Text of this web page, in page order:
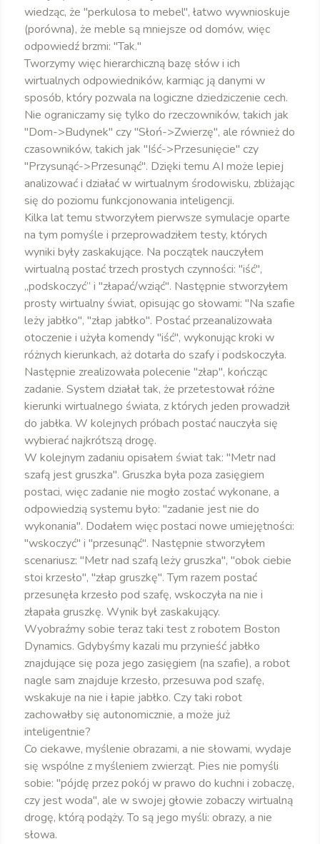
wiedząc, że "perkulosa to mebel", łatwo wywnioskuje
(porówna), że meble są mniejsze od domów, więc
odpowiedź brzmi: "Tak."
Tworzymy więc hierarchiczną bazę słów i ich
wirtualnych odpowiedników, karmiąc ją danymi w
sposób, który pozwala na logiczne dziedziczenie cech.
Nie ograniczamy się tylko do rzeczowników, takich jak
"Dom->Budynek" czy "Słoń->Zwierzę", ale również do
czasowników, takich jak "Iść->Przesunięcie" czy
"Przysunąć->Przesunąć". Dzięki temu AI może lepiej
analizować i działać w wirtualnym środowisku, zbliżając
się do poziomu funkcjonowania inteligencji.
Kilka lat temu stworzyłem pierwsze symulacje oparte
na tym pomyśle i przeprowadziłem testy, których
wyniki były zaskakujące. Na początek nauczyłem
wirtualną postać trzech prostych czynności: "iść",
„podskoczyć” i "złapać/wziąć". Następnie stworzyłem
prosty wirtualny świat, opisując go słowami: "Na szafie
leży jabłko", "złap jabłko". Postać przeanalizowała
otoczenie i użyła komendy "iść", wykonując kroki w
różnych kierunkach, aż dotarła do szafy i podskoczyła.
Następnie zrealizowała polecenie "złap", kończąc
zadanie. System działał tak, że przetestował różne
kierunki wirtualnego świata, z których jeden prowadził
do jabłka. W kolejnych próbach postać nauczyła się
wybierać najkrótszą drogę.
W kolejnym zadaniu opisałem świat tak: "Metr nad
szafą jest gruszka". Gruszka była poza zasięgiem
postaci, więc zadanie nie mogło zostać wykonane, a
odpowiedzią systemu było: "zadanie jest nie do
wykonania". Dodałem więc postaci nowe umiejętności:
"wskoczyć" i "przesunąć". Następnie stworzyłem
scenariusz: "Metr nad szafą leży gruszka", "obok ciebie
stoi krzesło", "złap gruszkę". Tym razem postać
przesunęła krzesło pod szafę, wskoczyła na nie i
złapała gruszkę. Wynik był zaskakujący.
Wyobraźmy sobie teraz taki test z robotem Boston
Dynamics. Gdybyśmy kazali mu przynieść jabłko
znajdujące się poza jego zasięgiem (na szafie), a robot
nagle sam znajduje krzesło, przesuwa pod szafę,
wskakuje na nie i łapie jabłko. Czy taki robot
zachowałby się autonomicznie, a może już
inteligentnie?
Co ciekawe, myślenie obrazami, a nie słowami, wydaje
się wspólne z myśleniem zwierząt. Pies nie pomyśli
sobie: "pójdę przez pokój w prawo do kuchni i zobaczę,
czy jest woda", ale w swojej głowie zobaczy wirtualną
drogę, którą podąży. To są jego myśli: obrazy, a nie
słowa.